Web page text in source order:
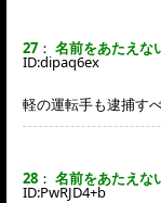
27 ： 名前をあたえな
ID:dipaq6ex
軽の運転手も逮捕すべ
28 ： 名前をあたえな
ID:PwRJD4+b